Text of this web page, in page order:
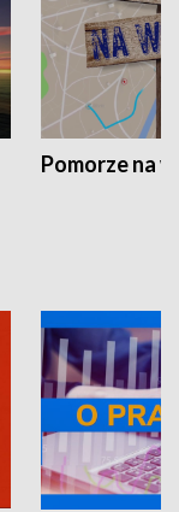
Pomorze na